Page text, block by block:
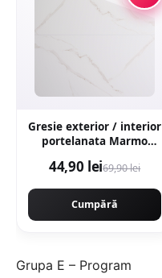
Gresie exterior / interior
portelanata Marmo
lucioasa rectificata tip
44,90 lei69,90 lei
Cumpără
Grupa E – Program